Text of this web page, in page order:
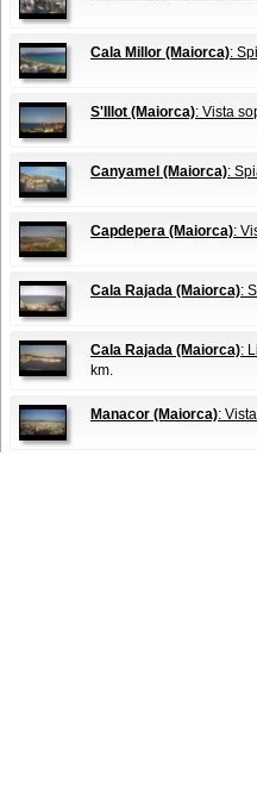
Cala Millor (Maiorca):
S'Illot (Maiorca): Vista
Canyamel (Maiorca):
Capdepera (Maiorca):
Cala Rajada (Maiorca):
Cala Rajada (Maiorca):
km.
Manacor (Maiorca):